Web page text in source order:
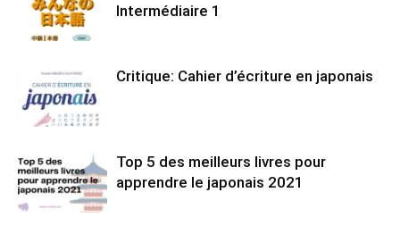
Intermédiaire 1
Critique: Cahier d’écriture en japonais
Top 5 des meilleurs livres pour
apprendre le japonais 2021